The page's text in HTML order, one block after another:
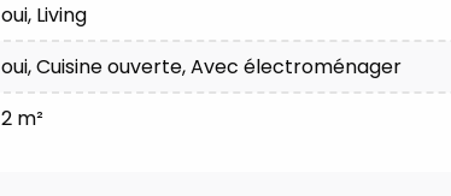
oui, Living
oui, Cuisine ouverte, Avec électroménager
2 m²